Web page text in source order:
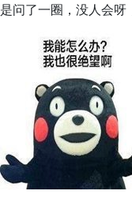
是问了一圈，没人会